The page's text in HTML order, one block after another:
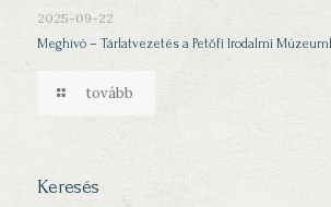
2025-09-22
Meghívó – Tárlatvezetés a Petőfi Irodalmi
tovább
Keresés